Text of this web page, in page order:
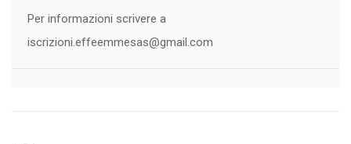
Per informazioni scrivere a
iscrizioni.effeemmesas@gmail.com